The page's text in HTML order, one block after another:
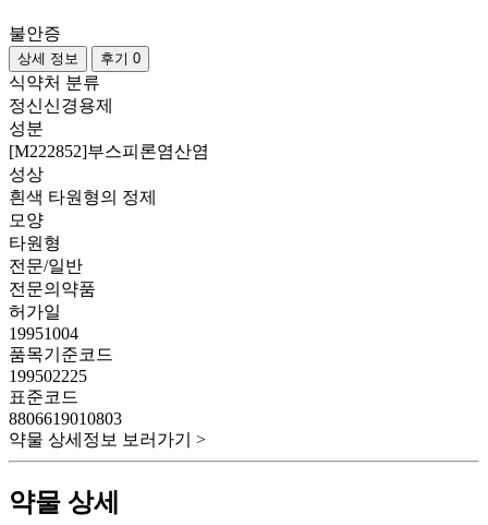
불안증
상세 정보 후기 0
식약처 분류
정신신경용제
성분
[M222852]부스피론염산염
성상
흰색 타원형의 정제
모양
타원형
전문/일반
전문의약품
허가일
19951004
품목기준코드
199502225
표준코드
8806619010803
약물 상세정보 보러가기 >
약물 상세